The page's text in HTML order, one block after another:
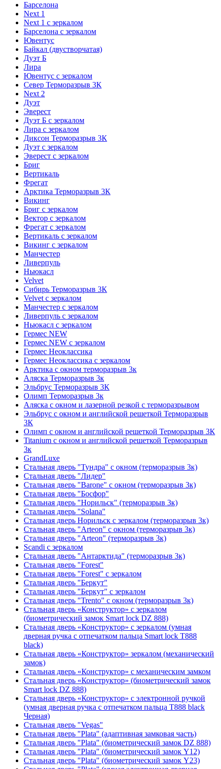
Барселона
Next 1
Next 1 с зеркалом
Барселона с зеркалом
Ювентус
Байкал (двустворчатая)
Дуэт Б
Лира
Ювентус с зеркалом
Север Терморазрыв 3К
Next 2
Дуэт
Эверест
Дуэт Б с зеркалом
Лира с зеркалом
Диксон Терморазрыв 3К
Дуэт с зеркалом
Эверест с зеркалом
Бриг
Вертикаль
Фрегат
Арктика Терморазрыв 3К
Викинг
Бриг с зеркалом
Вектор с зеркалом
Фрегат с зеркалом
Вертикаль с зеркалом
Викинг с зеркалом
Манчестер
Ливерпуль
Ньюкасл
Velvet
Сибирь Терморазрыв 3К
Velvet с зеркалом
Манчестер с зеркалом
Ливерпуль с зеркалом
Ньюкасл с зеркалом
Гермес NEW
Гермес NEW с зеркалом
Гермес Неоклассика
Гермес Неоклассика с зеркалом
Арктика с окном терморазрыв 3к
Аляска Терморазрыв 3к
Эльбрус Терморазрыв 3К
Олимп Терморазрыв 3к
Аляска с окном и лазерной резкой с терморазрывом
Эльбрус с окном и английской решеткой Терморазрыв
3К
Олимп с окном и английской решеткой Терморазрыв 3К
Titanium с окном и английской решеткой Терморазрыв
3к
GrandLuxe
Стальная дверь "Тундра" с окном (терморазрыв 3к)
Стальная дверь "Лидер"
Стальная дверь "Barone" с окном (терморазрыв 3к)
Стальная дверь "Босфор"
Стальная дверь "Норильск" (терморазрыв 3к)
Стальная дверь "Solana"
Стальная дверь Норильск с зеркалом (терморазрыв 3к)
Стальная дверь "Arteon" с окном (терморазрыв 3к)
Стальная дверь "Arteon" (терморазрыв 3к)
Scandi с зеркалом
Стальная дверь "Антарктида" (терморазрыв 3к)
Стальная дверь "Forest"
Стальная дверь "Forest" с зеркалом
Стальная дверь "Беркут"
Стальная дверь "Беркут" с зеркалом
Стальная дверь "Trento" с окном (терморазрыв 3к)
Стальная дверь «Конструктор» с зеркалом
(биометрический замок Smart lock DZ 888)
Стальная дверь «Конструктор» с зеркалом (умная
дверная ручка с отпечатком пальца Smart lock T888
black)
Стальная дверь «Конструктор» зеркалом (механический
замок)
Стальная дверь «Конструктор» с механическим замком
Стальная дверь «Конструктор» (биометрический замок
Smart lock DZ 888)
Стальная дверь «Конструктор» с электронной ручкой
(умная дверная ручка с отпечатком пальца T888 black
Черная)
Стальная дверь "Vegas"
Стальная дверь "Plata" (адаптивная замковая часть)
Стальная дверь "Plata" (биометрический замок DZ 888)
Стальная дверь "Plata" (биометрический замок Y12)
Стальная дверь "Plata" (биометрический замок Y23)